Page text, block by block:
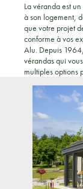
La véranda est
à son logement,
que votre projet
conforme à vos
Alu. Depuis
vérandas qui
multiples options